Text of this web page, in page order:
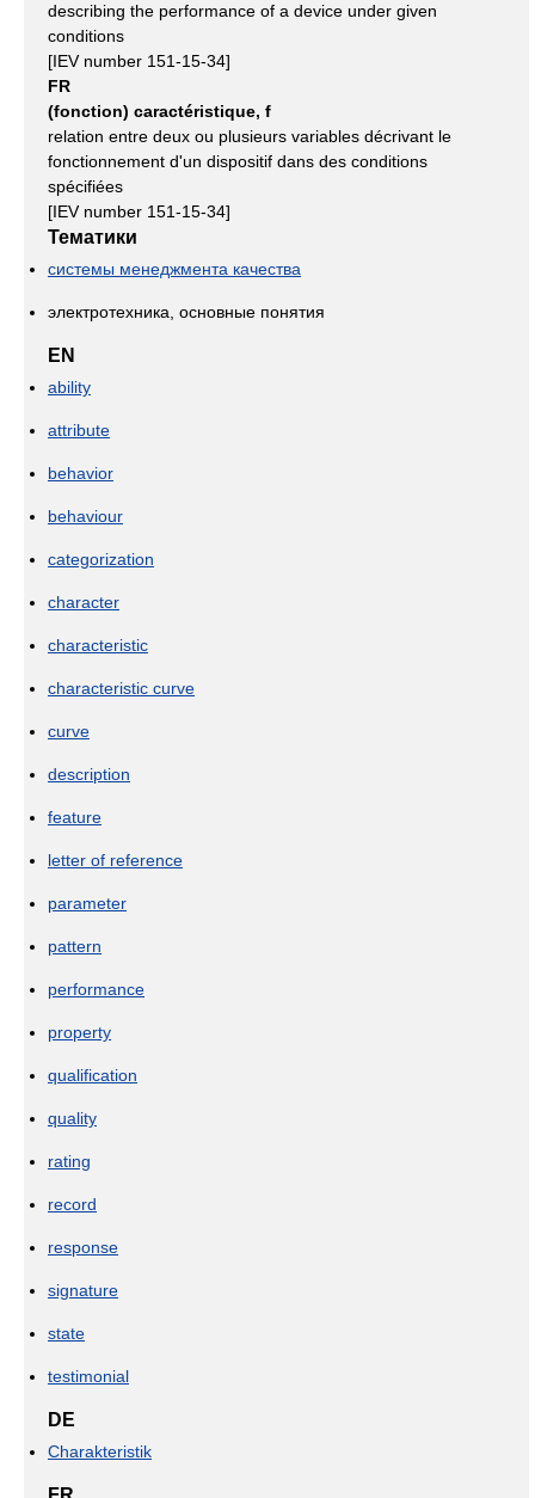
describing the performance of a device under given
conditions
[IEV number 151-15-34]
FR
(fonction) caractéristique, f
relation entre deux ou plusieurs variables décrivant le
fonctionnement d'un dispositif dans des conditions
spécifiées
[IEV number 151-15-34]
Тематики
системы менеджмента качества
электротехника, основные понятия
EN
ability
attribute
behavior
behaviour
categorization
character
characteristic
characteristic curve
curve
description
feature
letter of reference
parameter
pattern
performance
property
qualification
quality
rating
record
response
signature
state
testimonial
DE
Charakteristik